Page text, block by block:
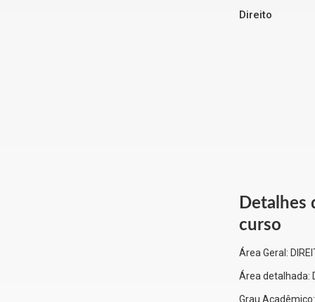
Direito
Detalhes
curso
Área Geral:
Área detalhada:
Grau